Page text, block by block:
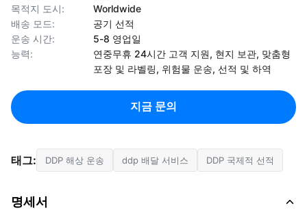
목적지 도시:
Worldwide
배송 모드:
공기 선적
운송 시간:
5-8 영업일
능력:
연중무휴 24시간 고객 지원, 현지 보관, 맞춤형
포장 및 라벨링, 위험물 운송, 선적 및 하역
지금 문의
태그: DDP 해상 운송 ddp 배달 서비스 DDP 국제적 선적
명세서